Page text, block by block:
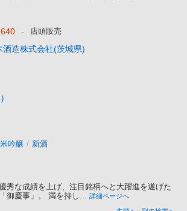
- 店頭販売
酒造株式会社(茨城県)
吟醸 / 新酒
秀な成績を上げ、注目銘柄へと大躍進を遂げた
御慶事」。 満を持し... 詳細ページへ